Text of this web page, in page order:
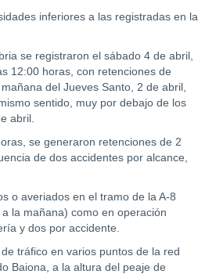
inferiores a las registradas en la
se registraron el sábado 4 de abril,
12:00 horas, con retenciones de
del Jueves Santo, 2 de abril,
sentido, muy por debajo de los
abril.
se generaron retenciones de 2
de dos accidentes por alcance,
o averiados en el tramo de la A-8
la mañana) como en operación
y dos por accidente.
tráfico en varios puntos de la red
Baiona, a la altura del peaje de